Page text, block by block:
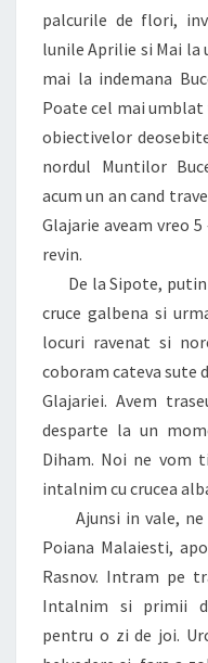
palcurile de flori,
lunile Aprilie si Mai la
mai la indemana
Poate cel mai
obiectivelor
nordul Muntilor
acum un an cand
Glajarie aveam vreo
revin.
De la Sipote, putin
cruce galbena si
locuri ravenat si
coboram cateva sute
Glajariei. Avem
desparte la un
Diham. Noi ne vom
intalnim cu crucea
Ajunsi in vale, ne
Poiana Malaiesti,
Rasnov. Intram pe
Intalnim si primii
pentru o zi de joi.